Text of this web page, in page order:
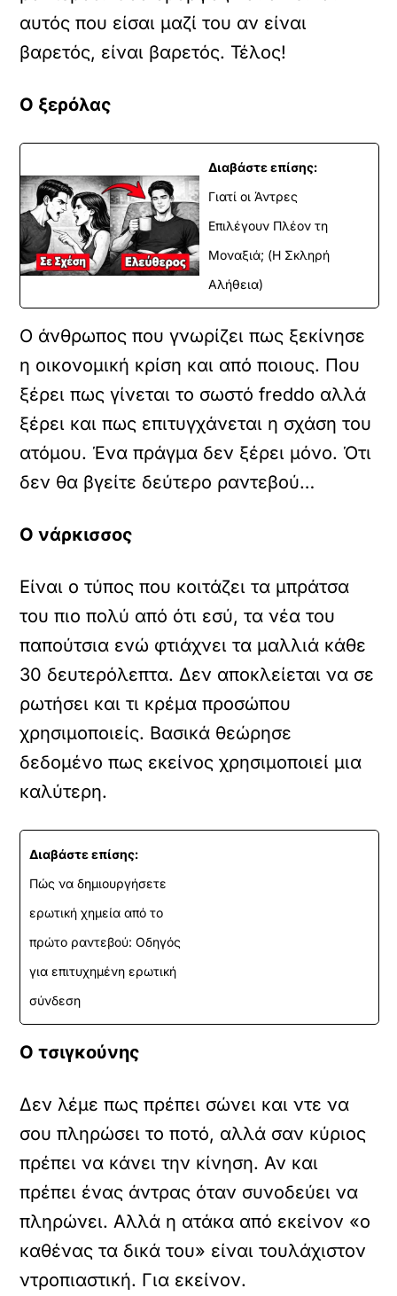
αυτός που είσαι μαζί του αν είναι
βαρετός, είναι βαρετός. Τέλος!
Ο ξερόλας
Διαβάστε επίσης:
Γιατί οι Άντρες
Επιλέγουν Πλέον τη
Μοναξιά; (Η Σκληρή
Αλήθεια)
Ο άνθρωπος που γνωρίζει πως ξεκίνησε
η οικονομική κρίση και από ποιους. Που
ξέρει πως γίνεται το σωστό freddo αλλά
ξέρει και πως επιτυγχάνεται η σχάση του
ατόμου. Ένα πράγμα δεν ξέρει μόνο. Ότι
δεν θα βγείτε δεύτερο ραντεβού…
Ο νάρκισσος
Είναι ο τύπος που κοιτάζει τα μπράτσα
του πιο πολύ από ότι εσύ, τα νέα του
παπούτσια ενώ φτιάχνει τα μαλλιά κάθε
30 δευτερόλεπτα. Δεν αποκλείεται να σε
ρωτήσει και τι κρέμα προσώπου
χρησιμοποιείς. Βασικά θεώρησε
δεδομένο πως εκείνος χρησιμοποιεί μια
καλύτερη.
Διαβάστε επίσης:
Πώς να δημιουργήσετε
ερωτική χημεία από το
πρώτο ραντεβού: Οδηγός
για επιτυχημένη ερωτική
σύνδεση
Ο τσιγκούνης
Δεν λέμε πως πρέπει σώνει και ντε να
σου πληρώσει το ποτό, αλλά σαν κύριος
πρέπει να κάνει την κίνηση. Αν και
πρέπει ένας άντρας όταν συνοδεύει να
πληρώνει. Αλλά η ατάκα από εκείνον «ο
καθένας τα δικά του» είναι τουλάχιστον
ντροπιαστική. Για εκείνον.